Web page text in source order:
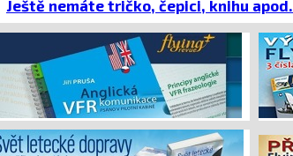
Ještě nemáte tričko, čepici, knihu